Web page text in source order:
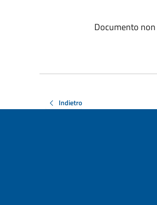
Documento
Indietro